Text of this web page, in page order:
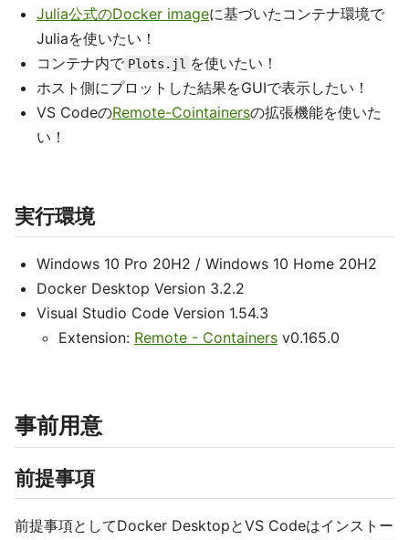
Julia公式のDocker imageに基づいたコンテナ環境で
Juliaを使いたい！
コンテナ内で Plots.jl を使いたい！
ホスト側にプロットした結果をGUIで表示したい！
VS CodeのRemote-Cointainersの拡張機能を使いた
い！
実行環境
Windows 10 Pro 20H2 / Windows 10 Home 20H2
Docker Desktop Version 3.2.2
Visual Studio Code Version 1.54.3
Extension: Remote - Containers v0.165.0
事前用意
前提事項
前提事項としてDocker DesktopとVS Codeはインストー